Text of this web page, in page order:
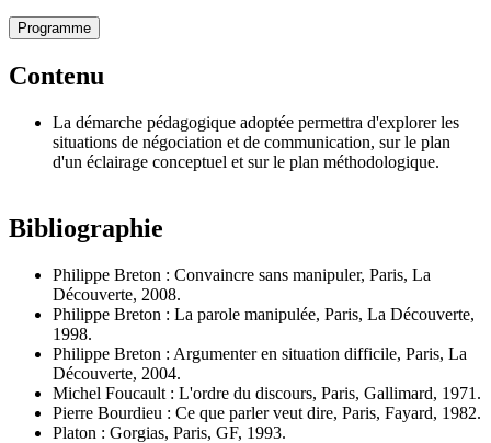
Programme
Contenu
La démarche pédagogique adoptée permettra d'explorer les
situations de négociation et de communication, sur le plan
d'un éclairage conceptuel et sur le plan méthodologique.
Bibliographie
Philippe Breton : Convaincre sans manipuler, Paris, La
Découverte, 2008.
Philippe Breton : La parole manipulée, Paris, La Découverte,
1998.
Philippe Breton : Argumenter en situation difficile, Paris, La
Découverte, 2004.
Michel Foucault : L'ordre du discours, Paris, Gallimard, 1971.
Pierre Bourdieu : Ce que parler veut dire, Paris, Fayard, 1982.
Platon : Gorgias, Paris, GF, 1993.